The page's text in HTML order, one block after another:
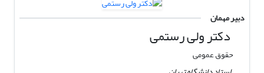
دبیر مهمان
دکتر ولی رستمی
حقوق عمومی